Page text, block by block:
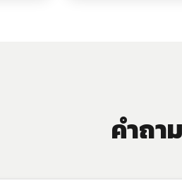
คำถา